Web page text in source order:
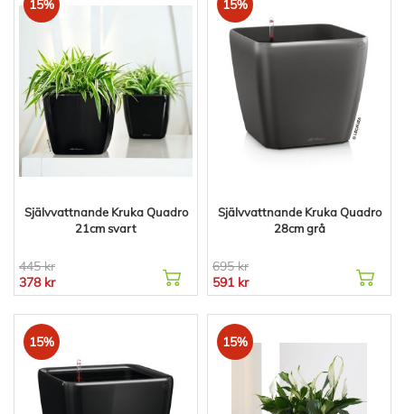
15%
Självvattnande Kruka Quadro
21cm svart
445 kr
378 kr
15%
Självvattnande Kruka Quadro
28cm grå
695 kr
591 kr
15% 15%